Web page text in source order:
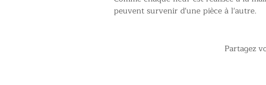
peuvent survenir d'une pièce à l'autre.
Partagez